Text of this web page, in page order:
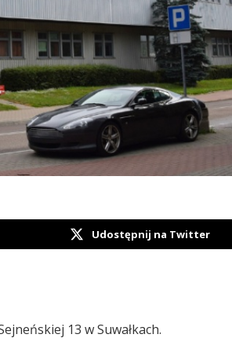
Udostępnij na Twitter
13 w Suwałkach.